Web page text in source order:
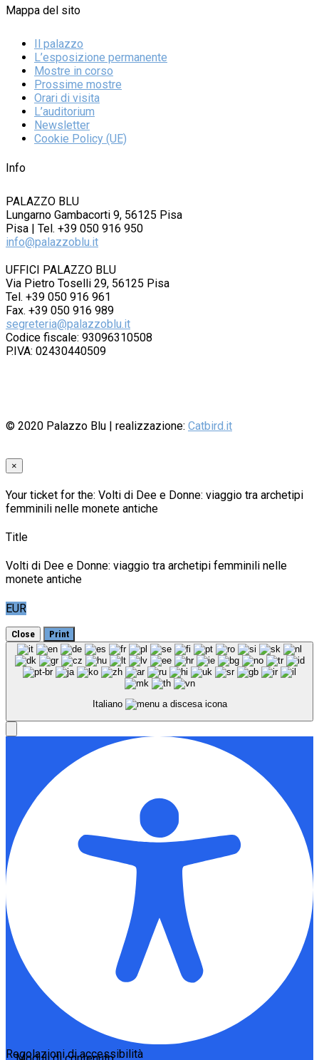
Mappa del sito
Il palazzo
L’esposizione permanente
Mostre in corso
Prossime mostre
Orari di visita
L’auditorium
Newsletter
Cookie Policy (UE)
Info
PALAZZO BLU
Lungarno Gambacorti 9, 56125 Pisa
Pisa | Tel. +39 050 916 950
info@palazzoblu.it
UFFICI PALAZZO BLU
Via Pietro Toselli 29, 56125 Pisa
Tel. +39 050 916 961
Fax. +39 050 916 989
segreteria@palazzoblu.it
Codice fiscale: 93096310508
P.IVA: 02430440509
© 2020 Palazzo Blu | realizzazione: Catbird.it
×
Your ticket for the: Volti di Dee e Donne: viaggio tra archetipi
femminili nelle monete antiche
Title
Volti di Dee e Donne: viaggio tra archetipi femminili nelle
monete antiche
EUR
Close Print
Italiano
Regolazioni di accessibilità